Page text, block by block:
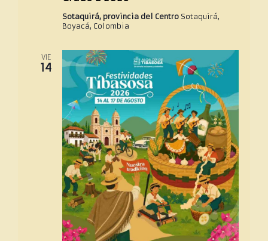
Sotaquirá, provincia del Centro Sotaquirá,
Boyacá, Colombia
VIE
14